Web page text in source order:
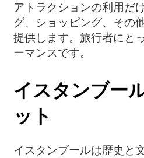
アトラクションの利用だ
グ、ショッピング、その
提供します。旅行者にと
ーマンスです。
イスタンブー
ット
イスタンブールは歴史と